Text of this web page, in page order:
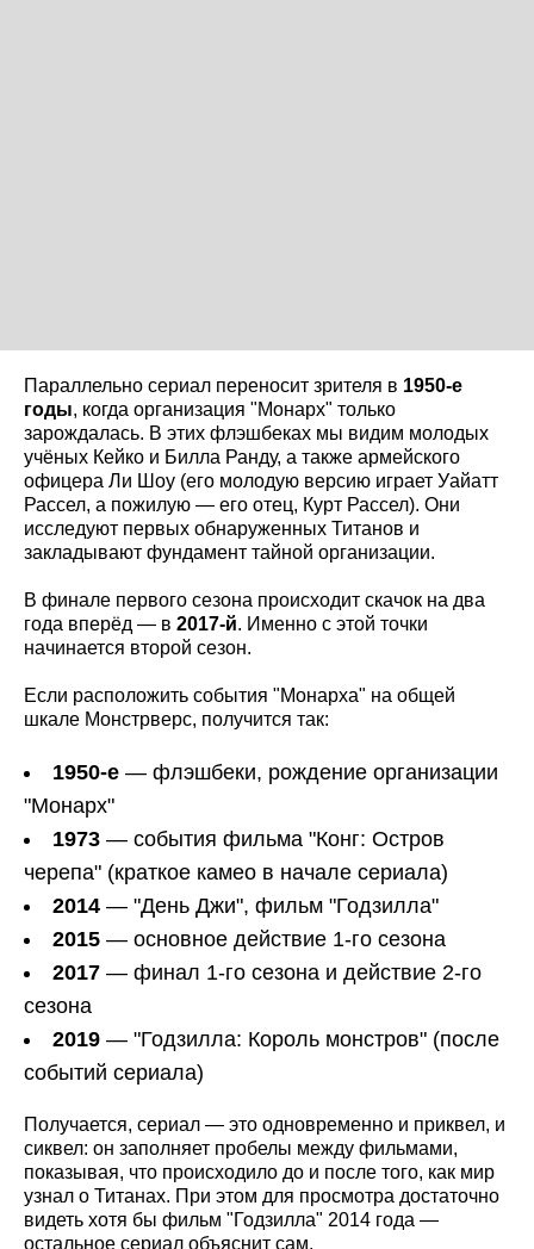
Параллельно сериал переносит зрителя в 1950-е
годы, когда организация "Монарх" только
зарождалась. В этих флэшбеках мы видим молодых
учёных Кейко и Билла Ранду, а также армейского
офицера Ли Шоу (его молодую версию играет Уайатт
Рассел, а пожилую — его отец, Курт Рассел). Они
исследуют первых обнаруженных Титанов и
закладывают фундамент тайной организации.
В финале первого сезона происходит скачок на два
года вперёд — в 2017-й. Именно с этой точки
начинается второй сезон.
Если расположить события "Монарха" на общей
шкале Монстрверс, получится так:
1950-е — флэшбеки, рождение организации
"Монарх"
1973 — события фильма "Конг: Остров
черепа" (краткое камео в начале сериала)
2014 — "День Джи", фильм "Годзилла"
2015 — основное действие 1-го сезона
2017 — финал 1-го сезона и действие 2-го
сезона
2019 — "Годзилла: Король монстров" (после
событий сериала)
Получается, сериал — это одновременно и приквел, и
сиквел: он заполняет пробелы между фильмами,
показывая, что происходило до и после того, как мир
узнал о Титанах. При этом для просмотра достаточно
видеть хотя бы фильм "Годзилла" 2014 года —
остальное сериал объяснит сам.